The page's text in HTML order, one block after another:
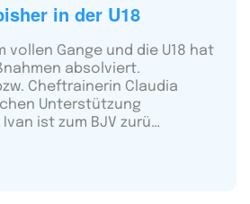
in der U18
vollen Gange und die U18 hat
absolviert.
Cheftrainerin Claudia
Unterstützung
ist zum BJV zurü…